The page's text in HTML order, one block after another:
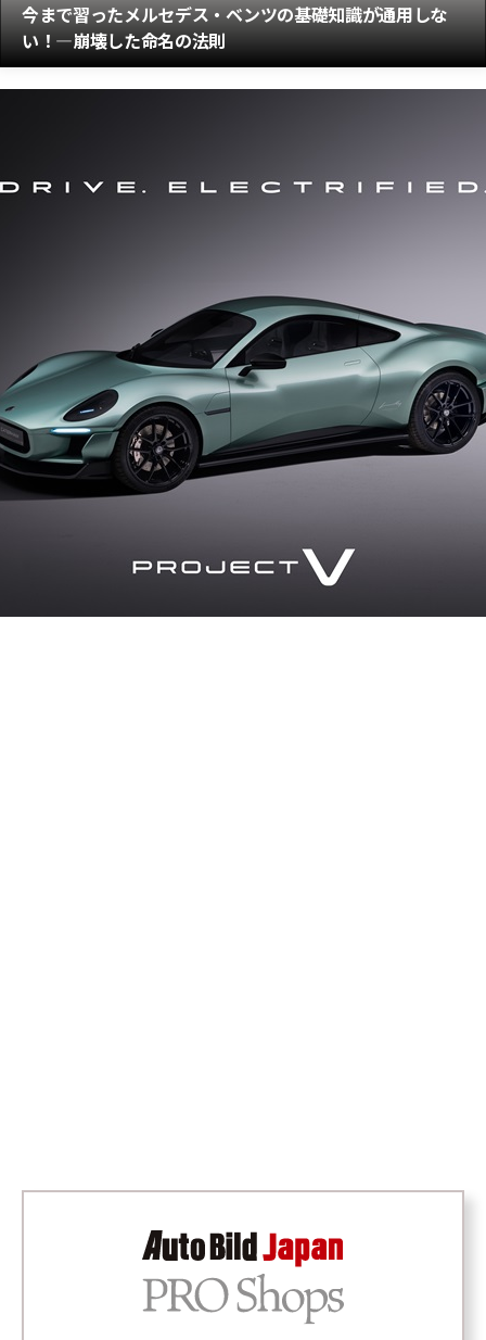
今まで習ったメルセデス・ベンツの基礎知識が通用しな
い！―崩壊した命名の法則